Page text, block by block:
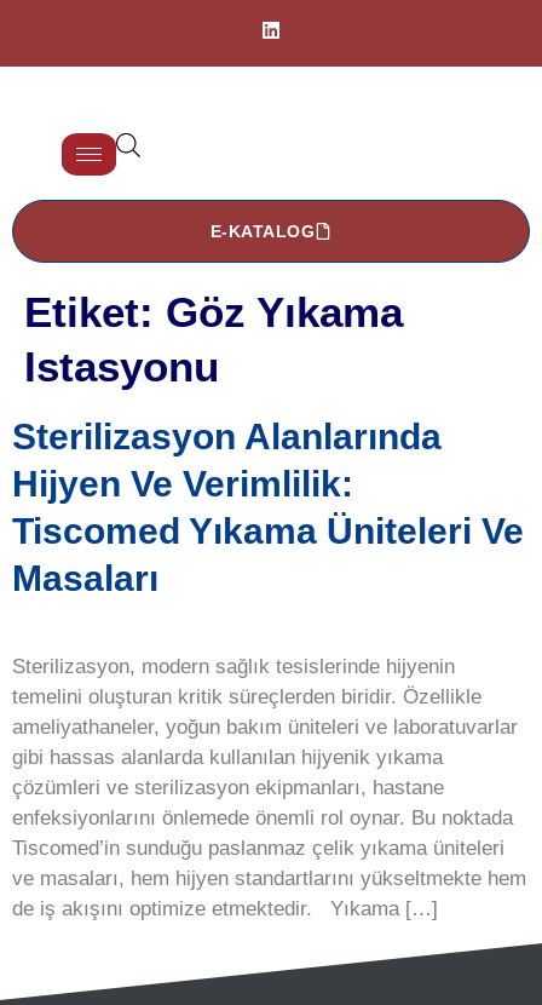
E-KATALOG
Etiket: Göz Yıkama
Istasyonu
Sterilizasyon Alanlarında
Hijyen Ve Verimlilik:
Tiscomed Yıkama Üniteleri Ve
Masaları
Sterilizasyon, modern sağlık tesislerinde hijyenin
temelini oluşturan kritik süreçlerden biridir. Özellikle
ameliyathaneler, yoğun bakım üniteleri ve laboratuvarlar
gibi hassas alanlarda kullanılan hijyenik yıkama
çözümleri ve sterilizasyon ekipmanları, hastane
enfeksiyonlarını önlemede önemli rol oynar. Bu noktada
Tiscomed’in sunduğu paslanmaz çelik yıkama üniteleri
ve masaları, hem hijyen standartlarını yükseltmekte hem
de iş akışını optimize etmektedir. Yıkama […]